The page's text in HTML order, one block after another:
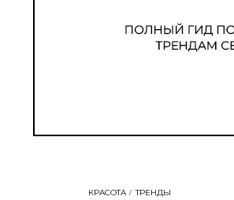
КРАСОТА ТРЕНДЫ